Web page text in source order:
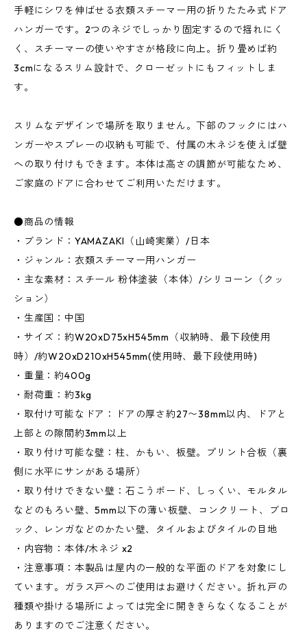
手軽にシワを伸ばせる衣類スチーマー用の折りたたみ式ドア
ハンガーです。2つのネジでしっかり固定するので揺れにく
く、スチーマーの使いやすさが格段に向上。折り畳めば約
3cmになるスリム設計で、クローゼットにもフィットしま
す。
スリムなデザインで場所を取りません。下部のフックにはハ
ンガーやスプレーの収納も可能で、付属の木ネジを使えば壁
への取り付けもできます。本体は高さの調節が可能なため、
ご家庭のドアに合わせてご利用いただけます。
●商品の情報
・ブランド：YAMAZAKI（山崎実業）/日本
・ジャンル：衣類スチーマー用ハンガー
・主な素材：スチール 粉体塗装（本体）/シリコーン（クッ
ション）
・生産国：中国
・サイズ：約W20xD75xH545mm（収納時、最下段使用
時）/約W20xD210xH545mm(使用時、最下段使用時)
・重量：約400g
・耐荷重：約3kg
・取付け可能なドア：ドアの厚さ約27〜38mm以内、ドアと
上部との隙間約3mm以上
・取り付け可能な壁：柱、かもい、板壁。プリント合板（裏
側に水平にサンがある場所）
・取り付けできない壁：石こうボード、しっくい、モルタル
などのもろい壁、5mm以下の薄い板壁、コンクリート、ブロ
ック、レンガなどのかたい壁、タイルおよびタイルの目地
・内容物：本体/木ネジ x2
・注意事項：本製品は屋内の一般的な平面のドアを対象にし
ています。ガラス戸へのご使用はお避けください。折れ戸の
種類や掛ける場所によっては完全に開ききらなくなることが
ありますのでご注意ください。